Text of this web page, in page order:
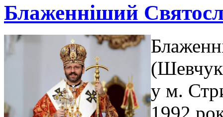
Блаженніший
у м.
1992